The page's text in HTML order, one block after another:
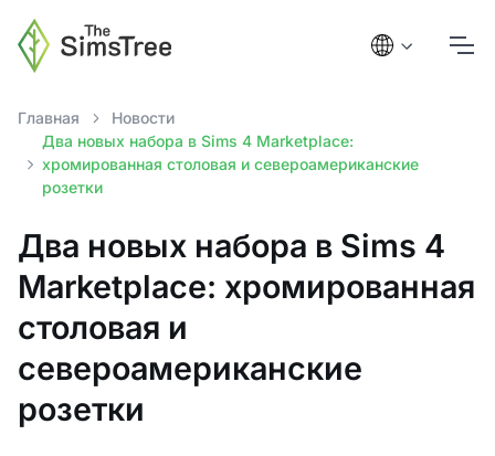
Главная
Новости
Два новых набора в Sims 4 Marketplace:
хромированная столовая и североамериканские
розетки
Два новых набора в Sims 4
Marketplace: хромированная
столовая и
североамериканские
розетки